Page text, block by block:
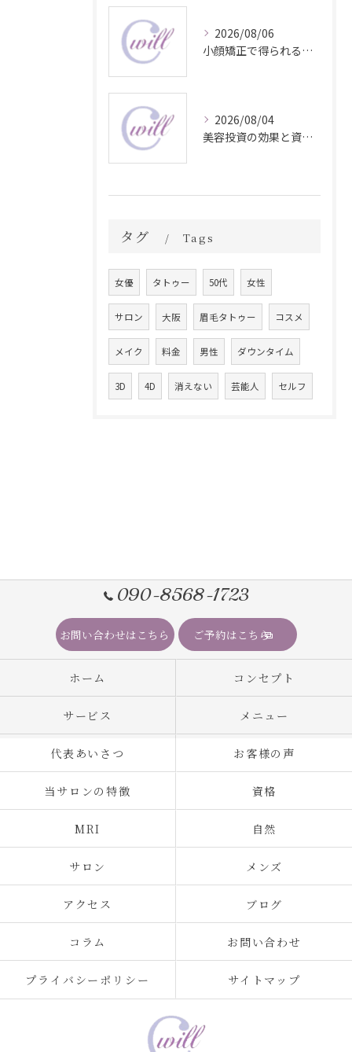
2026/08/06
小顔矯正で得られる顔変化の科学的効果
2026/08/04
美容投資の効果と資産価値の解説
タグ Tags
女優 タトゥー 50代 女性
サロン 大阪 眉毛タトゥー コスメ
メイク 料金 男性 ダウンタイム
3D 4D 消えない 芸能人 セルフ
090-8568-1723
お問い合わせはこちら ご予約はこちら
ホーム コンセプト
サービス メニュー
代表あいさつ お客様の声
当サロンの特徴 資格
MRI 自然
サロン メンズ
アクセス ブログ
コラム お問い合わせ
プライバシーポリシー サイトマップ